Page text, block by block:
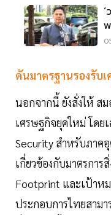
ดันมาตรฐานรองรับ
นอกจากนี้ ยังสั่งให้ สม
เศรษฐกิจยุคใหม่ โดย
Security สำหรับภาค
เกี่ยวข้องกับมาตรการ
Footprint และเป้าห
ประกอบการไทยสาม